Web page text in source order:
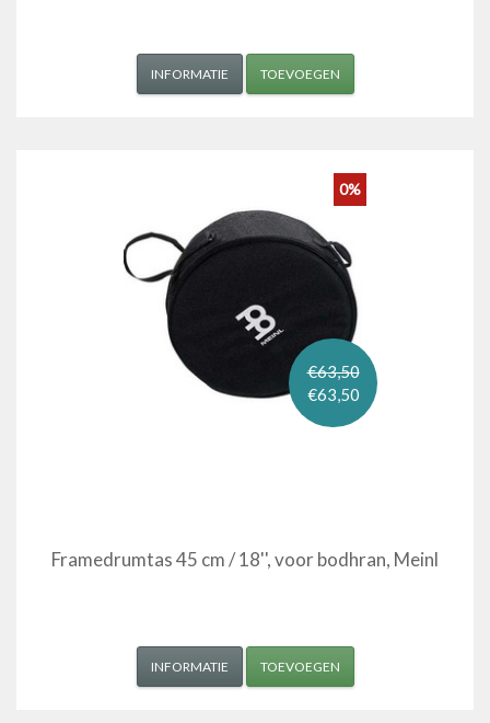
INFORMATIE TOEVOEGEN
€63,50
€63,50
0%
Framedrumtas 45 cm / 18'', voor bodhran, Meinl
INFORMATIE TOEVOEGEN